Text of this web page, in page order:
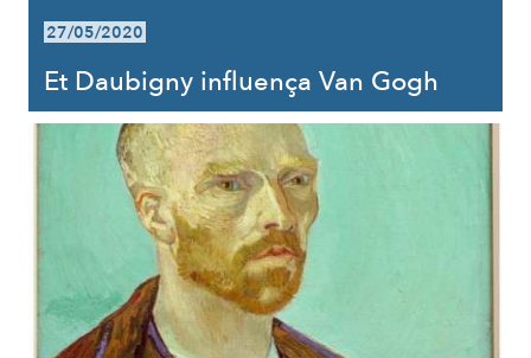
27/05/2020
Et Daubigny influença Van Gogh